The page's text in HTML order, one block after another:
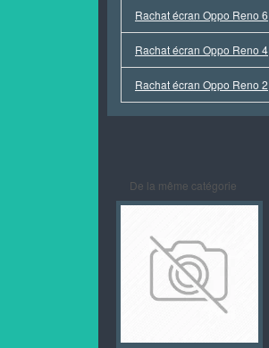
Rachat écran Oppo Reno 6
Rachat écran Oppo Reno 4
Rachat écran Oppo Reno 2
De la même catégorie